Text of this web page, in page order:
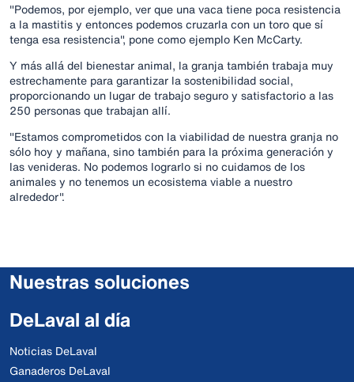
"Podemos, por ejemplo, ver que una vaca tiene poca resistencia
a la mastitis y entonces podemos cruzarla con un toro que sí
tenga esa resistencia", pone como ejemplo Ken McCarty.
Y más allá del bienestar animal, la granja también trabaja muy
estrechamente para garantizar la sostenibilidad social,
proporcionando un lugar de trabajo seguro y satisfactorio a las
250 personas que trabajan allí.
"Estamos comprometidos con la viabilidad de nuestra granja no
sólo hoy y mañana, sino también para la próxima generación y
las venideras. No podemos lograrlo si no cuidamos de los
animales y no tenemos un ecosistema viable a nuestro
alrededor".
Nuestras soluciones
DeLaval al día
Noticias DeLaval
Ganaderos DeLaval